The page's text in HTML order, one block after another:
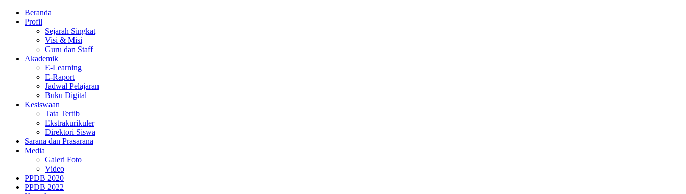
Beranda
Profil
Sejarah Singkat
Visi & Misi
Guru dan Staff
Akademik
E-Learning
E-Raport
Jadwal Pelajaran
Buku Digital
Kesiswaan
Tata Tertib
Ekstrakurikuler
Direktori Siswa
Sarana dan Prasarana
Media
Galeri Foto
Video
PPDB 2020
PPDB 2022